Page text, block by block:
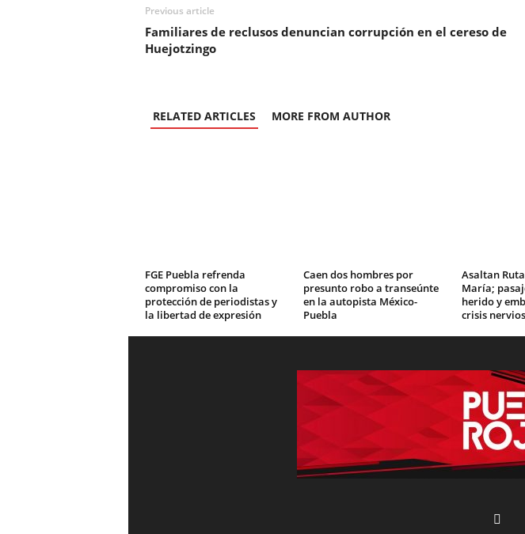
Previous article
Familiares de reclusos denuncian corrupción en el cereso de
Huejotzingo
RELATED ARTICLES MORE FROM AUTHOR
FGE Puebla refrenda
compromiso con la
protección de periodistas y
la libertad de expresión
Caen dos hombres por
presunto robo a transeúnte
en la autopista México-
Puebla
Asaltan
María;
herido y
crisis